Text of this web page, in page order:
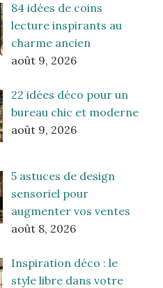
84 idées de coins
lecture inspirants au
charme ancien
août 9, 2026
22 idées déco pour un
bureau chic et moderne
août 9, 2026
5 astuces de design
sensoriel pour
augmenter vos ventes
août 8, 2026
Inspiration déco : le
style libre dans votre